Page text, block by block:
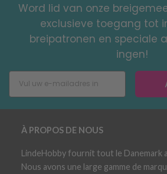
Word lid van onze
exclusieve toegang tot
breipatronen en speciale
ingen!
À PROPOS DE NOUS
LindeHobby fournit tout le Danemark
Nous avons une large gamme de